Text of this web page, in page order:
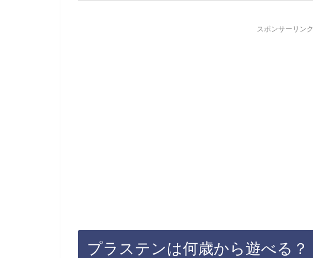
スポンサーリンク
プラステンは何歳から遊べる？